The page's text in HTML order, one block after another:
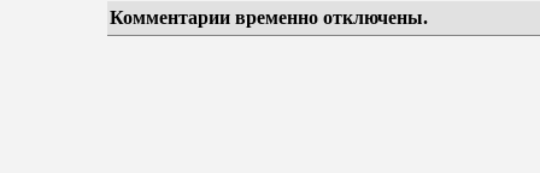
Комментарии временно отключены.